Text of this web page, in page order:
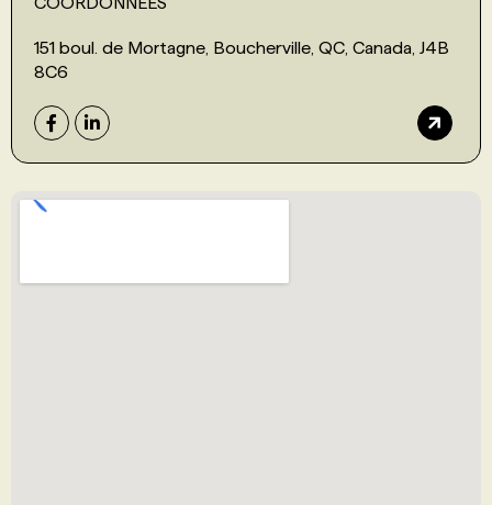
151 boul. de Mortagne, Boucherville, QC, Canada, J4B
8C6